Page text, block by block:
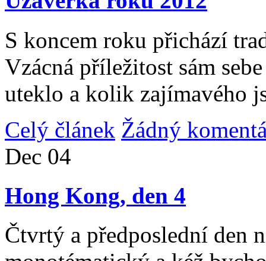
S koncem roku přichází
Vzácná příležitost sám
uteklo a kolik zajímavého
Celý článek Žádný
Dec 04
Hong Kong, den 4
Čtvrtý a předposlední den